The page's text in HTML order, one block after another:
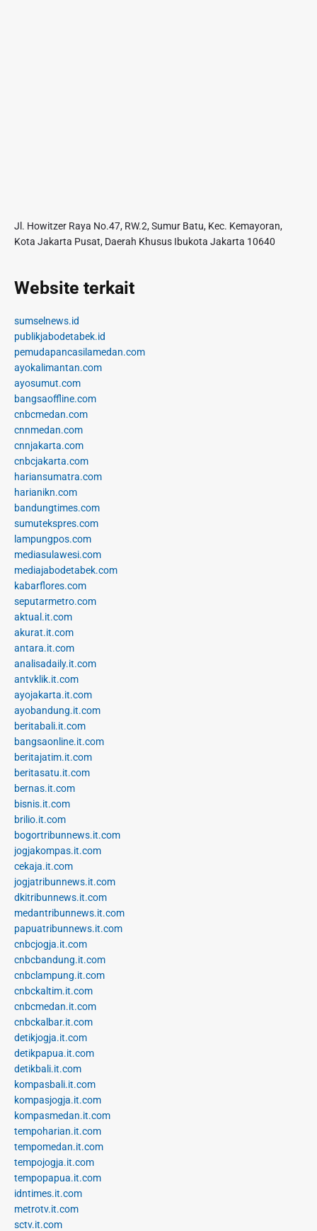
Jl. Howitzer Raya No.47, RW.2, Sumur Batu, Kec. Kemayoran,
Kota Jakarta Pusat, Daerah Khusus Ibukota Jakarta 10640
Website terkait
sumselnews.id
publikjabodetabek.id
pemudapancasilamedan.com
ayokalimantan.com
ayosumut.com
bangsaoffline.com
cnbcmedan.com
cnnmedan.com
cnnjakarta.com
cnbcjakarta.com
hariansumatra.com
harianikn.com
bandungtimes.com
sumutekspres.com
lampungpos.com
mediasulawesi.com
mediajabodetabek.com
kabarflores.com
seputarmetro.com
aktual.it.com
akurat.it.com
antara.it.com
analisadaily.it.com
antvklik.it.com
ayojakarta.it.com
ayobandung.it.com
beritabali.it.com
bangsaonline.it.com
beritajatim.it.com
beritasatu.it.com
bernas.it.com
bisnis.it.com
brilio.it.com
bogortribunnews.it.com
jogjakompas.it.com
cekaja.it.com
jogjatribunnews.it.com
dkitribunnews.it.com
medantribunnews.it.com
papuatribunnews.it.com
cnbcjogja.it.com
cnbcbandung.it.com
cnbclampung.it.com
cnbckaltim.it.com
cnbcmedan.it.com
cnbckalbar.it.com
detikjogja.it.com
detikpapua.it.com
detikbali.it.com
kompasbali.it.com
kompasjogja.it.com
kompasmedan.it.com
tempoharian.it.com
tempomedan.it.com
tempojogja.it.com
tempopapua.it.com
idntimes.it.com
metrotv.it.com
sctv.it.com